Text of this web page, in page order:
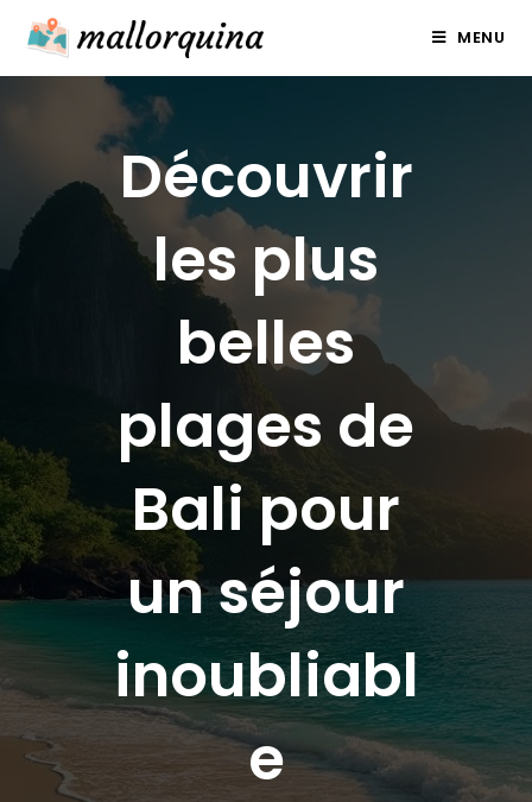
content
MENU
Découvrir
les plus
belles
plages de
Bali pour
un séjour
inoubliabl
e